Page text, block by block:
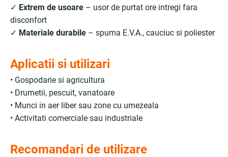
✓ Extrem de usoare – usor de purtat ore intregi fara
disconfort
✓ Materiale durabile – spuma E.V.A., cauciuc si poliester
Aplicatii si utilizari
• Gospodarie si agricultura
• Drumetii, pescuit, vanatoare
• Munci in aer liber sau zone cu umezeala
• Activitati comerciale sau industriale
Recomandari de utilizare